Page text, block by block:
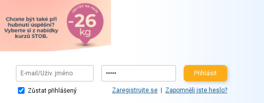
Přihlásit
Zůstat přihlášený Zaregistrujte se Zapomněli jste heslo?